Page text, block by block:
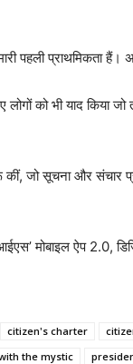
पहली प्राथमिकता हैं।
को भी याद किया
जो सूचना और संचार
मोबाइल ऐप 2.0,
citizen's charter
the mystic